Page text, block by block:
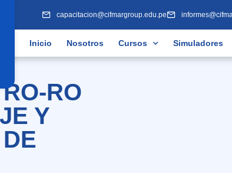
capacitacion@cifmargroup.edu.pe
Inicio Nosotros Cursos Simuladores
RO
Y